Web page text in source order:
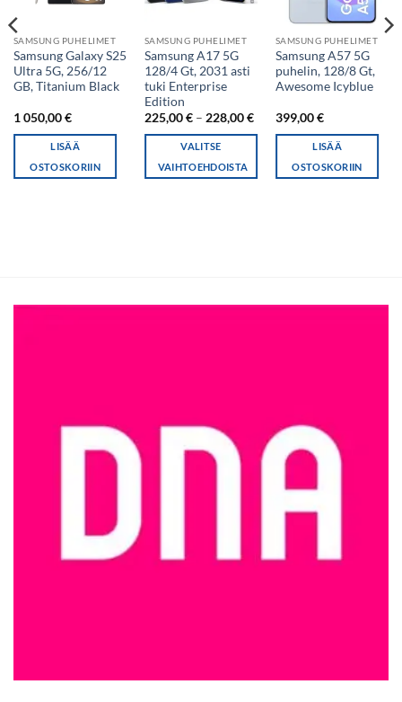
SAMSUNG PUHELIMET
Samsung Galaxy S25
Ultra 5G, 256/12
GB, Titanium Black
1 050,00€
LISÄÄ
OSTOSKORIIN
SAMSUNG PUHELIMET
Samsung A17 5G
128/4 Gt, 2031 asti
tuki Enterprise
Edition
225,00€ – 228,00€Hintaluokka:
225,00 €
-
VALITSE
VAIHTOEHDOISTA
SAMSUNG PUHELIMET
Samsung A57 5G
puhelin, 128/8 Gt,
Awesome Icyblue
399,00€
LISÄÄ
OSTOSKORIIN